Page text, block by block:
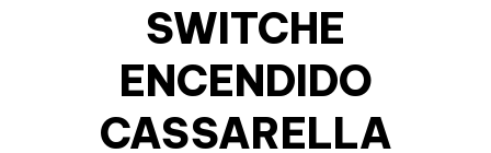
SWITCHE
ENCENDIDO
CASSARELLA